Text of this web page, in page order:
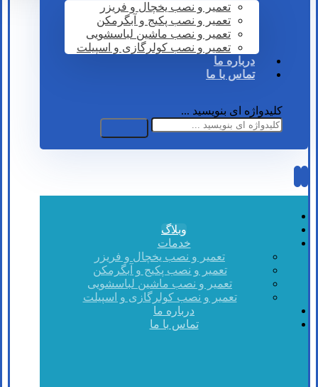
تعمیر و نصب یخچال و فریزر
تعمیر و نصب پکیج و آبگرمکن
تعمیر و نصب ماشین لباسشویی
تعمیر و نصب کولرگازی و اسپیلت
درباره ما
تماس با ما
کلیدواژه ای بنویسید ...
وبلاگ
خدمات
تعمیر و نصب یخچال و فریزر
تعمیر و نصب پکیج و آبگرمکن
تعمیر و نصب ماشین لباسشویی
تعمیر و نصب کولرگازی و اسپیلت
درباره ما
تماس با ما